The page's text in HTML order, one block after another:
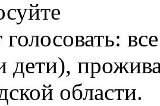
дети),
области.